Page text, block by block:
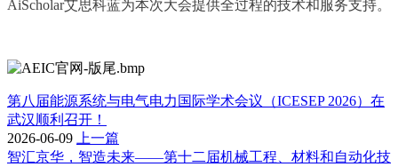
AiScholar艾思科蓝为本次大会提供全过程的技术和服务支持。
第八届能源系统与电气电力国际学术会议（ICESEP 2026）在
武汉顺利召开！
2026-06-09 上一篇
智汇京华，智造未来——第十二届机械工程、材料和自动化技